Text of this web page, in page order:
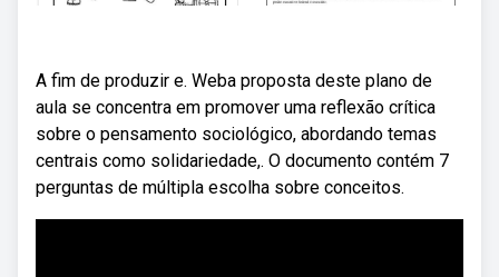
A fim de produzir e. Weba proposta deste plano de
aula se concentra em promover uma reflexão crítica
sobre o pensamento sociológico, abordando temas
centrais como solidariedade,. O documento contém 7
perguntas de múltipla escolha sobre conceitos.